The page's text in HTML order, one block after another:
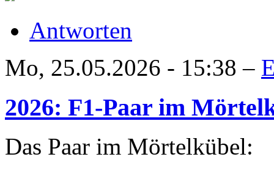
Antworten
Mo, 25.05.2026 - 15:38 –
2026: F1-Paar im
Das Paar im Mörtelkübel: